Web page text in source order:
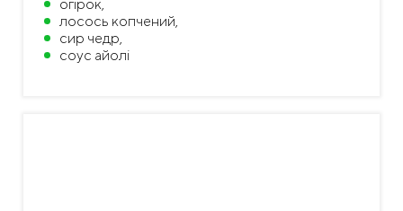
огірок,
лосось копчений,
сир чедр,
соус айолі